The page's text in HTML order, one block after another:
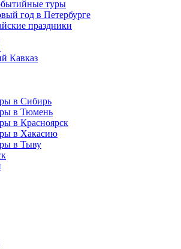
туры
год в Петербурге
праздники
Кавказ
в Сибирь
в Тюмень
в Красноярск
в Хакасию
в Тыву